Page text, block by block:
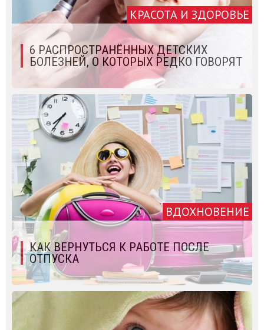
КРАСОТА И ЗДОРОВЬЕ
6 РАСПРОСТРАНЁННЫХ ДЕТСКИХ
БОЛЕЗНЕЙ, О КОТОРЫХ РЕДКО ГОВОРЯТ
ВДОХНОВЕНИЕ
КАК ВЕРНУТЬСЯ К РАБОТЕ ПОСЛЕ
ОТПУСКА